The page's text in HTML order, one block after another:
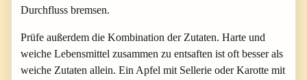
Durchfluss bremsen.
Prüfe außerdem die Kombination der Zutaten. Harte und
weiche Lebensmittel zusammen zu entsaften ist oft besser als
weiche Zutaten allein. Ein Apfel mit Sellerie oder Karotte mit